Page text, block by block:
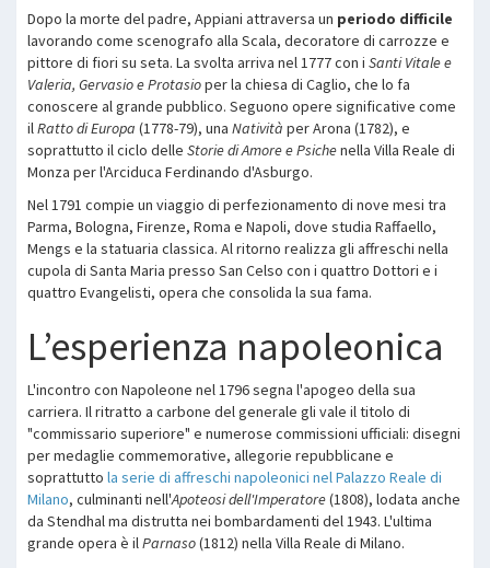
Dopo la morte del padre, Appiani attraversa un periodo difficile
lavorando come scenografo alla Scala, decoratore di carrozze e
pittore di fiori su seta. La svolta arriva nel 1777 con i Santi Vitale e
Valeria, Gervasio e Protasioper la chiesa di Caglio, che lo fa
conoscere al grande pubblico. Seguono opere significative come
ilRatto di Europa (1778-79), una Natività per Arona (1782), e
soprattutto il ciclo delle Storie di Amore e Psichenella Villa Reale di
Monza per l'Arciduca Ferdinando d'Asburgo.
Nel 1791 compie un viaggio di perfezionamento di nove mesi tra
Parma, Bologna, Firenze, Roma e Napoli, dove studia Raffaello,
Mengs e la statuaria classica. Al ritorno realizza gli affreschi nella
cupola di Santa Maria presso San Celso con i quattro Dottori e i
quattro Evangelisti, opera che consolida la sua fama.
L’esperienza napoleonica
L'incontro con Napoleone nel 1796 segna l'apogeo della sua
carriera. Il ritratto a carbone del generale gli vale il titolo di
"commissario superiore" e numerose commissioni ufficiali: disegni
per medaglie commemorative, allegorie repubblicane e
soprattutto la serie di affreschi napoleonici nel Palazzo Reale di
Milano, culminanti nell'Apoteosi dell'Imperatore(1808), lodata anche
da Stendhal ma distrutta nei bombardamenti del 1943. L'ultima
grande opera è ilParnaso(1812) nella Villa Reale di Milano.